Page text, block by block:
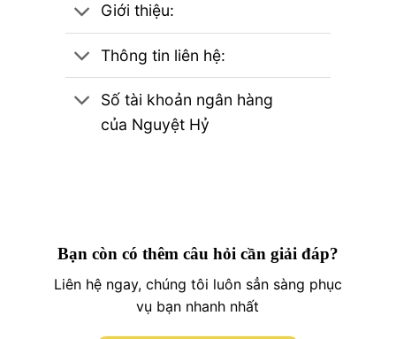
Giới thiệu:
Thông tin liên hệ:
Số tài khoản ngân hàng
của Nguyệt Hỷ
Bạn còn có thêm câu hỏi cần giải đáp?
Liên hệ ngay, chúng tôi luôn sẳn sàng phục
vụ bạn nhanh nhất